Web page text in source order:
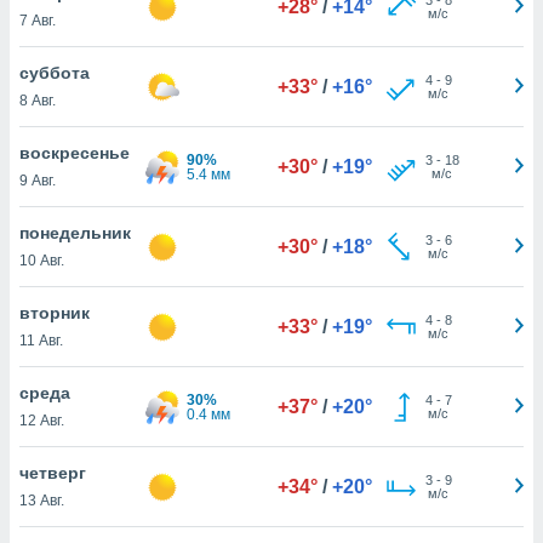
действия
рекламу
нашей
cookie
cookie
в
нашего
7 Авг.
+28° / +14°
м/с
суббота
8 Авг.
+33° / +16° 4- 9
м/с
воскресенье
9 Авг.
90%
5.4 мм
+30° / +19° 3- 18
м/с
понедельник
10 Авг.
+30° / +18° 3- 6
м/с
вторник
11 Авг.
+33° / +19° 4- 8
м/с
среда
12 Авг.
30%
0.4 мм
+37° / +20° 4- 7
м/с
четверг
13 Авг.
+34° / +20° 3- 9
м/с